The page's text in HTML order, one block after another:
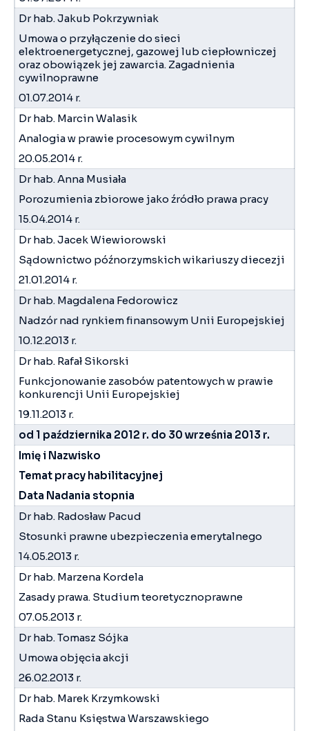
Dr hab. Jakub Pokrzywniak
Umowa o przyłączenie do sieci
elektroenergetycznej, gazowej lub ciepłowniczej
oraz obowiązek jej zawarcia. Zagadnienia
cywilnoprawne
01.07.2014 r.
Dr hab. Marcin Walasik
Analogia w prawie procesowym cywilnym
20.05.2014 r.
Dr hab. Anna Musiała
Porozumienia zbiorowe jako źródło prawa pracy
15.04.2014 r.
Dr hab. Jacek Wiewiorowski
Sądownictwo późnorzymskich wikariuszy diecezji
21.01.2014 r.
Dr hab. Magdalena Fedorowicz
Nadzór nad rynkiem finansowym Unii Europejskiej
10.12.2013 r.
Dr hab. Rafał Sikorski
Funkcjonowanie zasobów patentowych w prawie
konkurencji Unii Europejskiej
19.11.2013 r.
od 1 października 2012 r. do 30 września 2013 r.
Imię i Nazwisko
Temat pracy habilitacyjnej
Data Nadania stopnia
Dr hab. Radosław Pacud
Stosunki prawne ubezpieczenia emerytalnego
14.05.2013 r.
Dr hab. Marzena Kordela
Zasady prawa. Studium teoretycznoprawne
07.05.2013 r.
Dr hab. Tomasz Sójka
Umowa objęcia akcji
26.02.2013 r.
Dr hab. Marek Krzymkowski
Rada Stanu Księstwa Warszawskiego